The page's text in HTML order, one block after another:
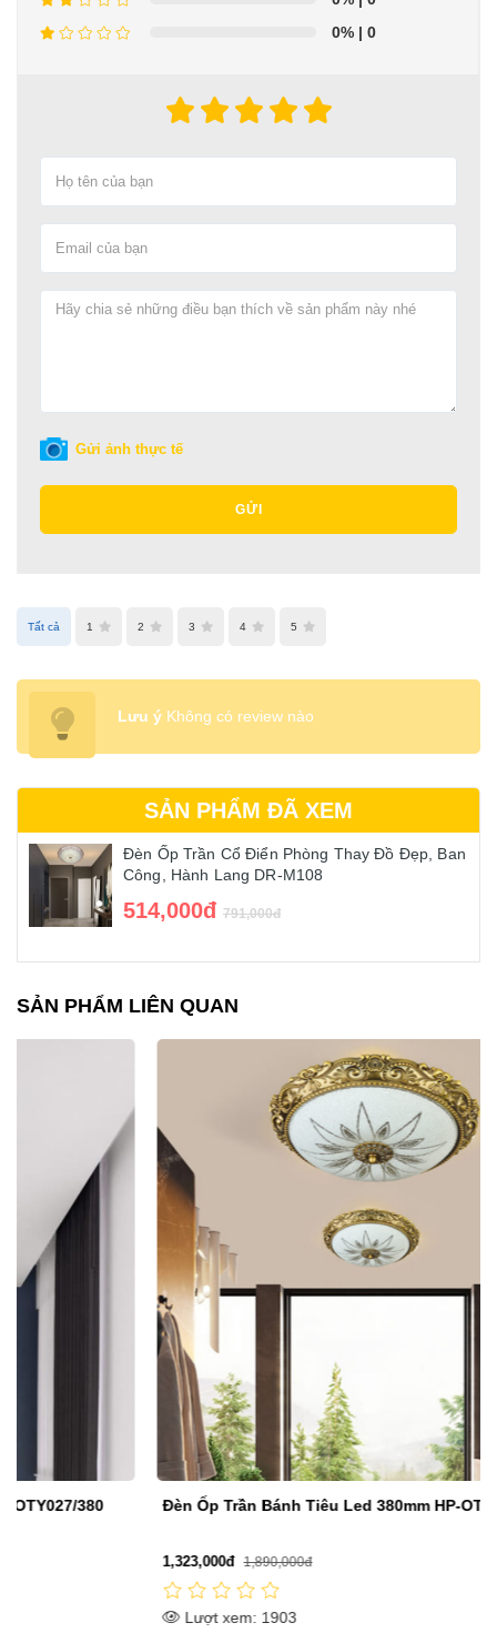
0% | 0
Gửi ảnh thực tế
GỬI
Tất cả 1 2 3 4 5
Lưu ý Không có review nào
SẢN PHẨM ĐÃ XEM
Đèn Ốp Trần Cổ Điển Phòng Thay Đồ Đẹp, Ban
Công, Hành Lang DR-M108
514,000đ 791,000đ
SẢN PHẨM LIÊN QUAN
Đèn Ốp Trần Bánh Tiêu Led 380mm HP-OTY007/380
1,890,000đ
Lượt xem: 1903